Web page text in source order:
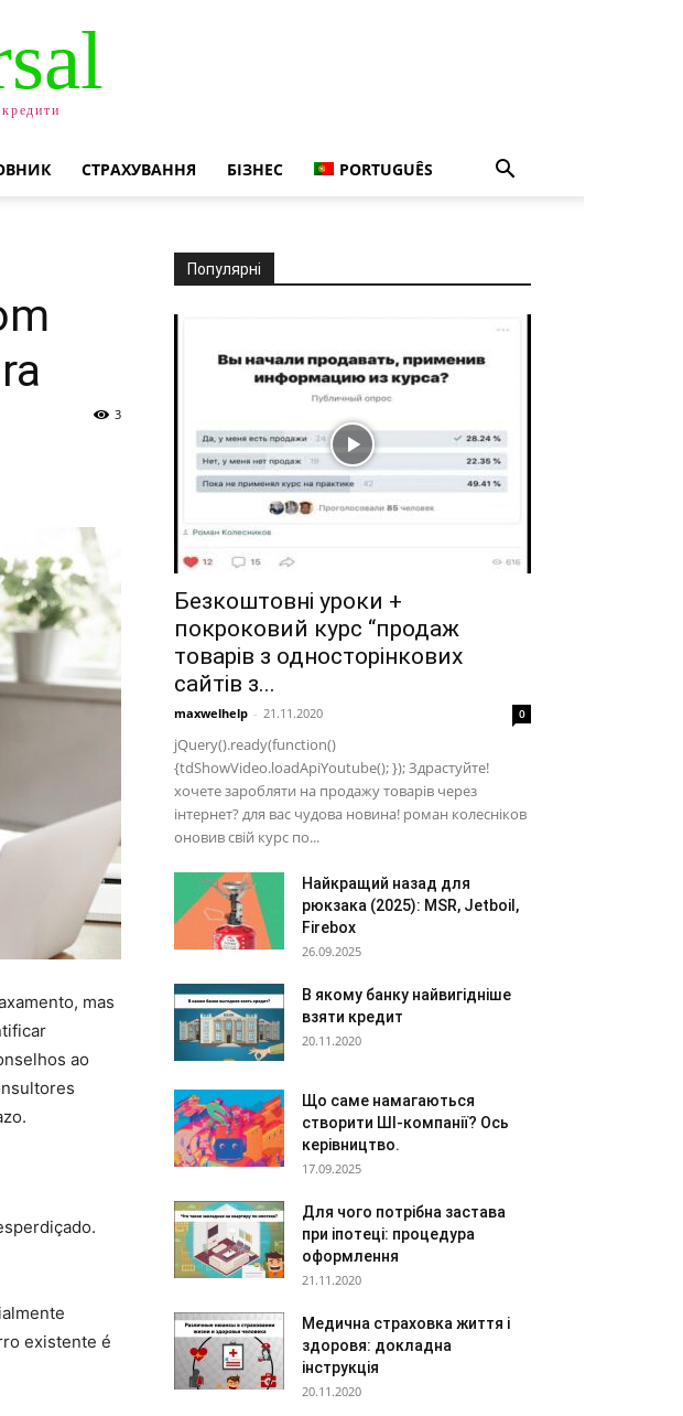
СТРАХУВАННЯ БІЗНЕС PORTUGUÊS
3
mas
ao
existente é
Популярні
Безкоштовні уроки +
покроковий курс “продаж
товарів з односторінкових
сайтів з...
maxwelhelp - 21.11.2020 0
jQuery().ready(function()
{tdShowVideo.loadApiYoutube(); }); Здрастуйте!
хочете заробляти на продажу товарів через
інтернет? для вас чудова новина! роман колесніков
оновив свій курс по...
Найкращий назад для
рюкзака (2025): MSR, Jetboil,
Firebox
26.09.2025
В якому банку найвигідніше
взяти кредит
20.11.2020
Що саме намагаються
створити ШІ-компанії? Ось
керівництво.
17.09.2025
Для чого потрібна застава
при іпотеці: процедура
оформлення
21.11.2020
Медична страховка життя і
здоровя: докладна
інструкція
20.11.2020